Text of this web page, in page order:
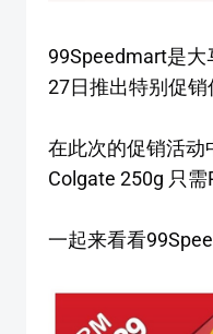
99Speedmart是
27日推出特别促销
在此次的促销活动
Colgate 250g 只
一起来看看